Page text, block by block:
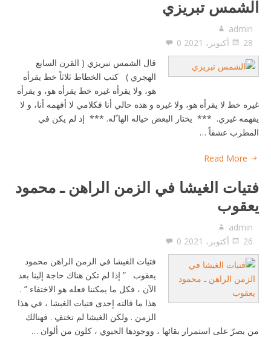
الشمس تبريزي
admin
28 أكتوبر، 2021
0
قال الشمس تبريزي ( القرن السابع
الهجري ) کتب الخطاط ثلاثاً خط يقرأه
هو، ولا يقرأه غيره خط يقرأه هو، و يقرأه
غيره خط لا يقرأه هو، ولا غيره و هذه حالي أنا فکلامي لا أفهمه أنا، و لا
يفهمه غيري. *** يختار البعض خياله الها ًله. *** إذ لم يکن في
المطرب عشقاً …
Read More
فتيات الغيشا في الزمن الراهن ـ محمود
يعقوب
admin
26 أكتوبر، 2021
0
فتيات الغيشا في الزمن الراهن محمود
يعقوب ” إذا لم تكن هناك حاجة إلينا بعد
الآن ، فكل ما يمكننا فعله هو الاختفاء ” .
هذا ما قالته إحدى فتيات الغيشا ، في هذا
الزمن . ولكن الغيشا لم تختفِ . فهنالك
من يصرّ على استمرار بقائها ، ووجودها الحيوي ، كلون من ألوان …